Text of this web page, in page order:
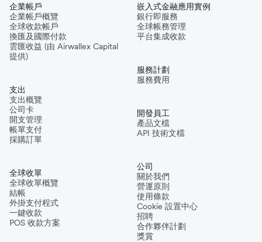
企業帳戶
企業帳戶概覽
全球收款帳戶
換匯及國際付款
雲匯收益 (由 Airwallex Capital
提供)
支出
支出概覽
公司卡
開支管理
帳單支付
採購訂單
全球收單
全球收單概覽
結帳
外掛支付程式
一鍵收款
POS 收款方案
嵌入式金融應用實例
銀行即服務
全球帳務管理
平台集成收款
服務計劃
服務費用
開發員工
產品文檔
API 技術文檔
公司
關於我們
營運原則
使用條款
Cookie 設置中心
招聘
合作夥伴計劃
獎賞